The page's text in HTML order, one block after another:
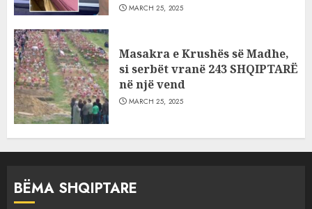
MARCH 25, 2025
Masakra e Krushës së Madhe,
si serbët vranë 243 SHQIPTARË
në një vend
MARCH 25, 2025
BËMA SHQIPTARE